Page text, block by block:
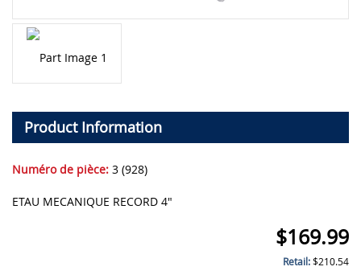
Product Information
Numéro de pièce: 3 (928)
ETAU MECANIQUE RECORD 4"
$169.99
Retail:$210.54